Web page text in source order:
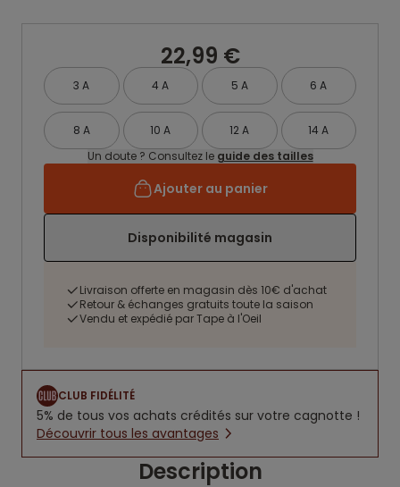
22,99 €
3 A 4 A 5 A 6 A
8 A 10 A 12 A
14 A
Un doute ? Consultez le guide des tailles
Ajouter au panier
Disponibilité magasin
Livraison offerte en magasin dès 10€ d'achat
Retour & échanges gratuits toute la saison
Vendu et expédié par Tape à l'Oeil
CLUB FIDÉLITÉ
5% de tous vos achats crédités sur votre cagnotte !
Découvrir tous les avantages
Description